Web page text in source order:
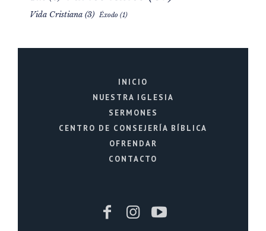
Tito (6) Varios textos
INICIO
NUESTRA IGLESIA
SERMONES
CENTRO DE CONSEJERÍA BÍBLICA
OFRENDAR